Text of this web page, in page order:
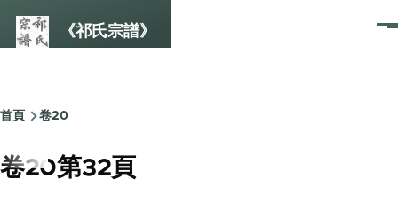
《祁氏宗譜》
選
Breadcrumb
首頁 卷20
卷20第32頁